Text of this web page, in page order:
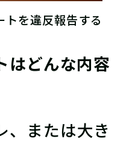
トを違反報告する
はどんな内容
、または大き